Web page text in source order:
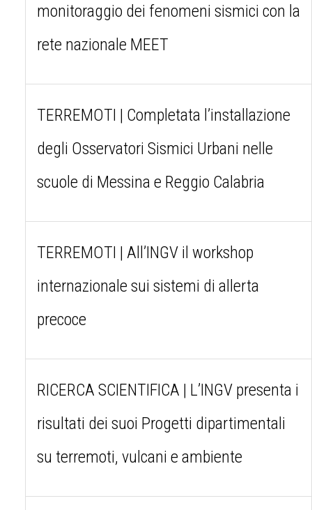
monitoraggio dei fenomeni sismici con la
rete nazionale MEET
TERREMOTI | Completata l’installazione
degli Osservatori Sismici Urbani nelle
scuole di Messina e Reggio Calabria
TERREMOTI | All’INGV il workshop
internazionale sui sistemi di allerta
precoce
RICERCA SCIENTIFICA | L’INGV presenta i
risultati dei suoi Progetti dipartimentali
su terremoti, vulcani e ambiente